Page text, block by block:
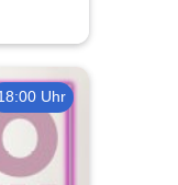
14
Uhr